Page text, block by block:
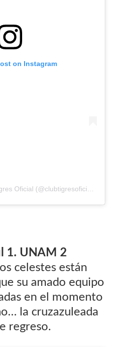
on Instagram
Oficial (@clubtigresoficial) on
1. UNAM 2
celestes están
su amado equipo
en el momento
la cruzazuleada
regreso.